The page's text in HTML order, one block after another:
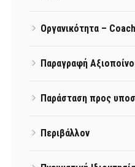
Οργανικότητα –
Παραγραφή
Παράσταση προς
Περιβάλλον